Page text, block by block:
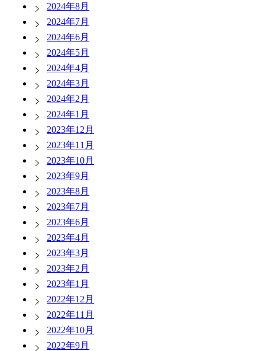
2024年8月
2024年7月
2024年6月
2024年5月
2024年4月
2024年3月
2024年2月
2024年1月
2023年12月
2023年11月
2023年10月
2023年9月
2023年8月
2023年7月
2023年6月
2023年4月
2023年3月
2023年2月
2023年1月
2022年12月
2022年11月
2022年10月
2022年9月